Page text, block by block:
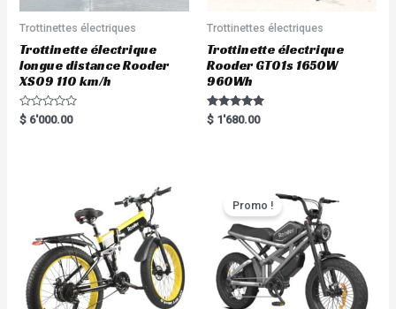
Trottinettes électriques
Trottinette électrique
longue distance Rooder
XS09 110 km/h
R
a
$ 6'000.00
Trottinettes électriques
Trottinette électrique
Rooder GT01s 1650W
960Wh
Rated
5.00
$ 1'680.00
Promo !